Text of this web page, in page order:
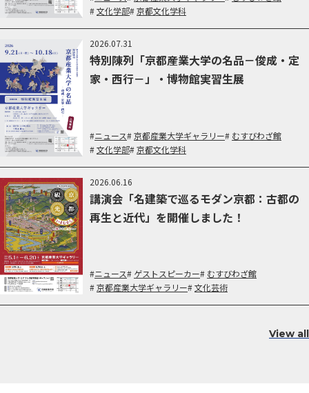
文化学部 京都文化学科
2026.07.31
特別陳列「京都産業大学の名品－俊成・定
家・西行－」・博物館実習生展
ニュース 京都産業大学ギャラリー
むすびわざ館
文化学部 京都文化学科
2026.06.16
講演会「名建築で巡るモダン京都：古都の
再生と近代」を開催しました！
ニュース ゲストスピーカー
むすびわざ館
京都産業大学ギャラリー
文化芸術
View all